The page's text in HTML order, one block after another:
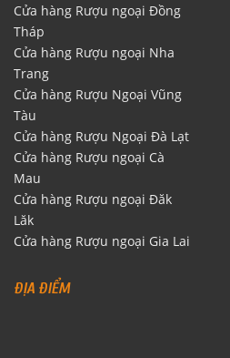
Cửa hàng Rượu ngoại Đồng
Tháp
Cửa hàng Rượu ngoại Nha
Trang
Cửa hàng Rượu Ngoại Vũng
Tàu
Cửa hàng Rượu Ngoại Đà Lạt
Cửa hàng Rượu ngoại Cà
Mau
Cửa hàng Rượu ngoại Đăk
Lăk
Cửa hàng Rượu ngoại Gia Lai
ĐỊA ĐIỂM